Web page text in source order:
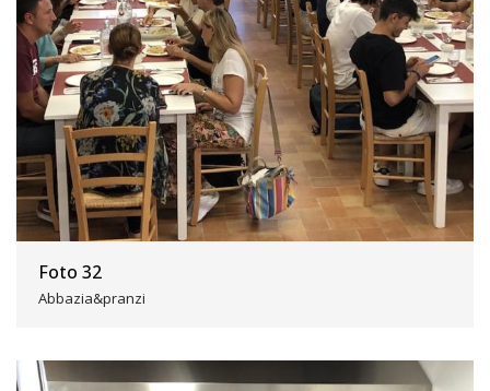
Foto 32
Abbazia&pranzi